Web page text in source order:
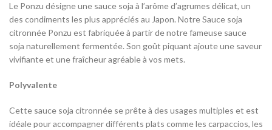
Le Ponzu désigne une sauce soja à l’arôme d’agrumes délicat, un
des condiments les plus appréciés au Japon. Notre Sauce soja
citronnée Ponzu est fabriquée à partir de notre fameuse sauce
soja naturellement fermentée. Son goût piquant ajoute une saveur
vivifiante et une fraîcheur agréable à vos mets.
Polyvalente
Cette sauce soja citronnée se prête à des usages multiples et est
idéale pour accompagner différents plats comme les carpaccios, les